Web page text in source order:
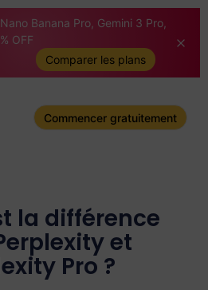
Banana Pro, Gemini 3 Pro,
OFF
Comparer les plans
Commencer gratuitement
la différence
et
Pro ?